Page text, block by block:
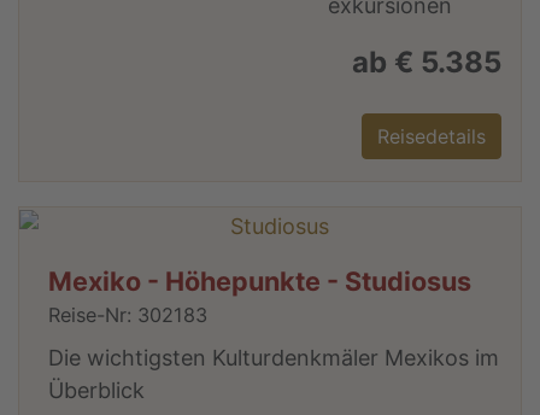
ab € 5.385
Reisedetails
Mexiko - Höhepunkte - Studiosus
Reise-Nr: 302183
Die wichtigsten Kulturdenkmäler Mexikos im
Überblick